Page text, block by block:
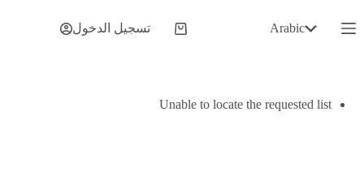
إلى
المحتوى
Arabic
عربة
تسجيل الدخول
Unable to locate the requested list